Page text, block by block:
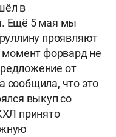
в
. Ещё 5 мая мы
проявляют
момент форвард не
от
сообщила, что это
выкуп со
принято